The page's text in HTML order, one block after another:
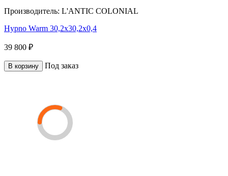
Производитель: L'ANTIC COLONIAL
Hypno Warm 30,2x30,2x0,4
39 800 ₽
В корзину Под заказ